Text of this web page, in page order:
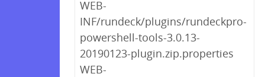
WEB-
INF/rundeck/plugins/rundeckpro-
powershell-tools-3.0.13-
20190123-plugin.zip.properties
WEB-